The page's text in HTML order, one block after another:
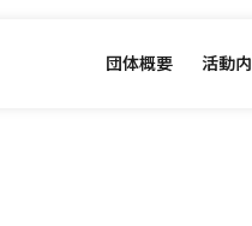
団体概要 活動